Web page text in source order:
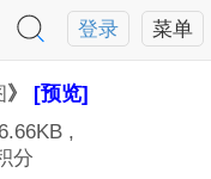
菜单
登录
》 [预览]
,
分